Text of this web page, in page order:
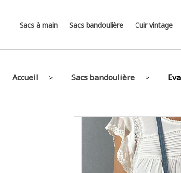
Sacs à main Sacs bandoulière Cuir vintage
Accueil Sacs bandoulière Eva